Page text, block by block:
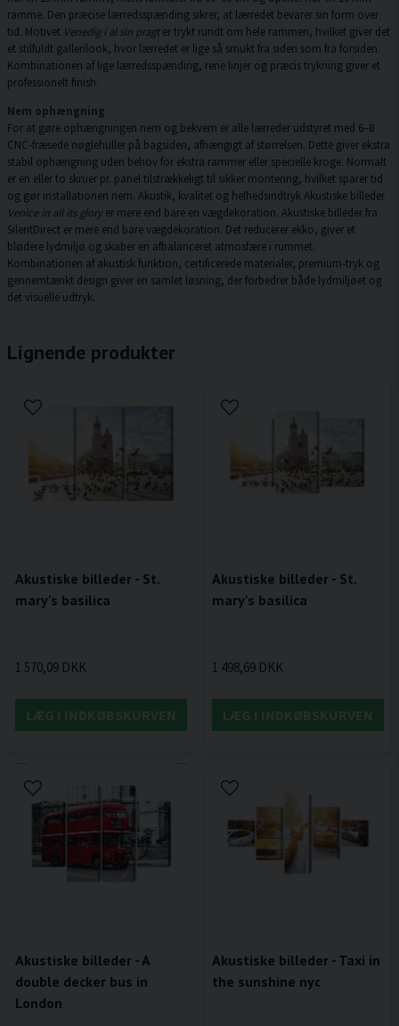
ramme. Den præcise lærredsspænding sikrer, at lærredet bevarer sin form over
tid. Motivet Venedig i al sin pragter trykt rundt om hele rammen, hvilket giver det
et stilfuldt gallerilook, hvor lærredet er lige så smukt fra siden som fra forsiden.
Kombinationen af lige lærredsspænding, rene linjer og præcis trykning giver et
professionelt finish.
Nem ophængning
For at gøre ophængningen nem og bekvem er alle lærreder udstyret med 6–8
CNC-fræsede nøglehuller på bagsiden, afhængigt af størrelsen. Dette giver ekstra
stabil ophængning uden behov for ekstra rammer eller specielle kroge. Normalt
er en eller to skruer pr. panel tilstrækkeligt til sikker montering, hvilket sparer tid
og gør installationen nem. Akustik, kvalitet og helhedsindtryk Akustiske billeder
Venice in all its gloryer mere end bare en vægdekoration. Akustiske billeder fra
SilentDirect er mere end bare vægdekoration. Det reducerer ekko, giver et
blødere lydmiljø og skaber en afbalanceret atmosfære i rummet.
Kombinationen af akustisk funktion, certificerede materialer, premium-tryk og
gennemtænkt design giver en samlet løsning, der forbedrer både lydmiljøet og
det visuelle udtryk.
Lignende produkter
Akustiske billeder - St.
mary's basilica
1 570,09 DKK
LÆG I INDKØBSKURVEN
Akustiske billeder - St.
mary's basilica
1 498,69 DKK
LÆG I INDKØBSKURVEN
Akustiske billeder - A
double decker bus in
London
Akustiske billeder - Taxi in
the sunshine nyc